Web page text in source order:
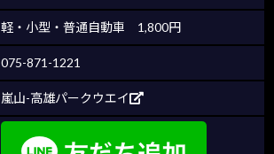
軽・小型・普通自動車 1,800円
075-871-1221
嵐山-高雄パークウエイ